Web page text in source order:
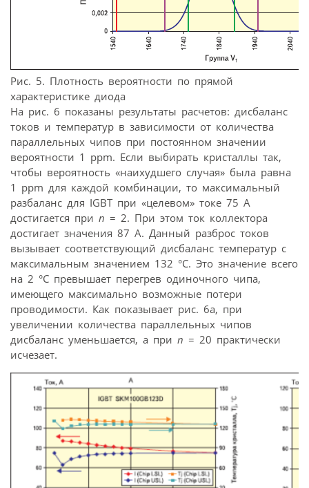
Рис. 5. Плотность вероятности по прямой
характеристике диода
На рис. 6 показаны результаты расчетов: дисбаланс
токов и температур в зависимости от количества
параллельных чипов при постоянном значении
вероятности 1 ppm. Если выбирать кристаллы так,
чтобы вероятность «наихудшего случая» была равна
1 ppm для каждой комбинации, то максимальный
разбаланс для IGBT при «целевом» токе 75 А
достигается при n = 2. При этом ток коллектора
достигает значения 87 А. Данный разброс токов
вызывает соответствующий дисбаланс температур с
максимальным значением 132 °С. Это значение всего
на 2 °С превышает перегрев одиночного чипа,
имеющего максимально возможные потери
проводимости. Как показывает рис. 6а, при
увеличении количества параллельных чипов
дисбаланс уменьшается, а при n = 20 практически
исчезает.